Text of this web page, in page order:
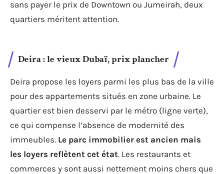
sans payer le prix de Downtown ou Jumeirah, deux
quartiers méritent attention.
Deira : le vieux Dubaï, prix plancher
Deira propose les loyers parmi les plus bas de la ville
pour des appartements situés en zone urbaine. Le
quartier est bien desservi par le métro (ligne verte),
ce qui compense l’absence de modernité des
immeubles. Le parc immobilier est ancien mais
les loyers reflètent cet état. Les restaurants et
commerces y sont aussi nettement moins chers que